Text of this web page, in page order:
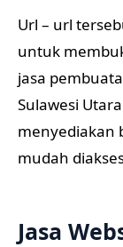
Url – url
untuk
jasa
Sulawesi
menyediakan
mudah
Jasa